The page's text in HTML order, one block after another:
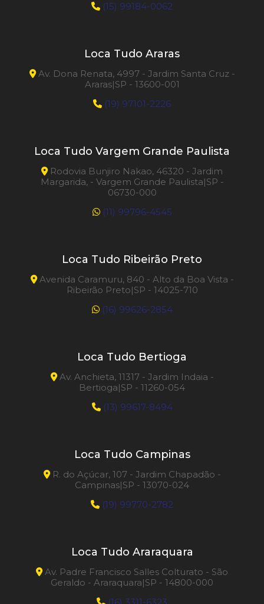
(15) 99184-0062
Loca Tudo Araras
Av. Dona Renata, 4997 - Jardim Santa Cruz -
Araras|SP - 13600-001
(19) 97101-2226
Loca Tudo Vargem Grande Paulista
Rodovia Bunjiro Nakao, 46320 - Jardim
Margarida, - Vargem Grande Paulista|SP -
06730-000
(11) 99796-4545
Loca Tudo Ribeirão Preto
Avenida Caramuru, 840 - Alto da Boa Vista -
Ribeirão Preto|SP - 14025-710
(16) 99626-2854
Loca Tudo Bertioga
Av. Anchieta, 11317 - Jardim Indaia -
Bertioga|SP - 11260-054
(13) 99617-8494
Loca Tudo Campinas
R. do Açúcar, 107 - Jardim Chapadão -
Campinas|SP - 13070-024
(19) 99770-2782
Loca Tudo Araraquara
Av. Padre Francisco Salles Colturato - São
Geraldo - Araraquara|SP - 14800-000